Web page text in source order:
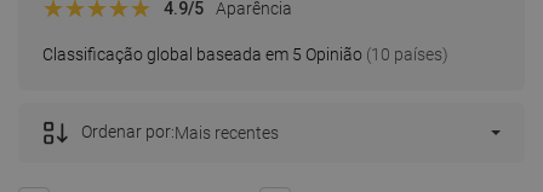
Classificação global baseada em 5 Opinião (10 países)
4.9/5 Aparência
Ordenar por:Mais recentes